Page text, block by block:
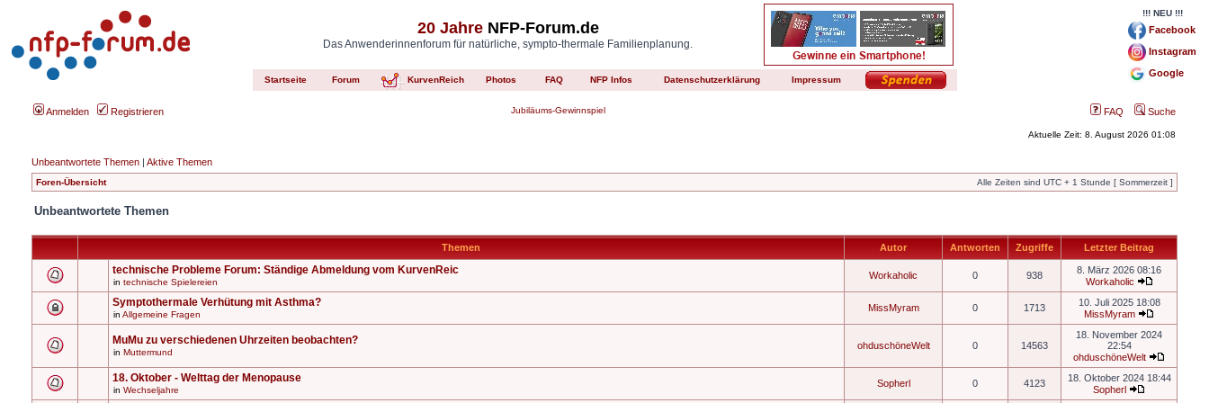
20 JahreNFP-Forum.de
Das Anwenderinnenforum für natürliche, sympto-thermale Familienplanung.
Startseite Forum KurvenReich Photos FAQ NFP Infos Datenschutzerklärung Impressum
!!! NEU !!!
Facebook
Instagram
Google
Anmelden Registrieren Jubiläums-Gewinnspiel FAQ Suche
Aktuelle Zeit: 8. August 2026 01:08
Unbeantwortete Themen | Aktive Themen
Foren-Übersicht Alle Zeiten sind UTC + 1 Stunde [ Sommerzeit ]
Unbeantwortete Themen
Themen Autor Antworten Zugriffe Letzter Beitrag
technische Probleme Forum: Ständige Abmeldung vom KurvenReic
in technische Spielereien
Workaholic 0 938
8. März 2026 08:16
Workaholic
Symptothermale Verhütung mit Asthma?
in Allgemeine Fragen
MissMyram 0 1713
10. Juli 2025 18:08
MissMyram
MuMu zu verschiedenen Uhrzeiten beobachten?
in Muttermund
ohduschöneWelt 0 14563
18. November 2024
22:54
ohduschöneWelt
18. Oktober - Welttag der Menopause
in Wechseljahre
Sopherl 0 4123
18. Oktober 2024 18:44
Sopherl